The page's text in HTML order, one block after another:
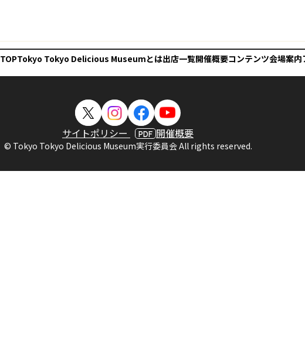
TOPTokyo Tokyo Delicious Museumとは出店一覧開催概要コンテンツ会場案内
サイトポリシー PDF 開催概要
© Tokyo Tokyo Delicious Museum実行委員会 All rights reserved.